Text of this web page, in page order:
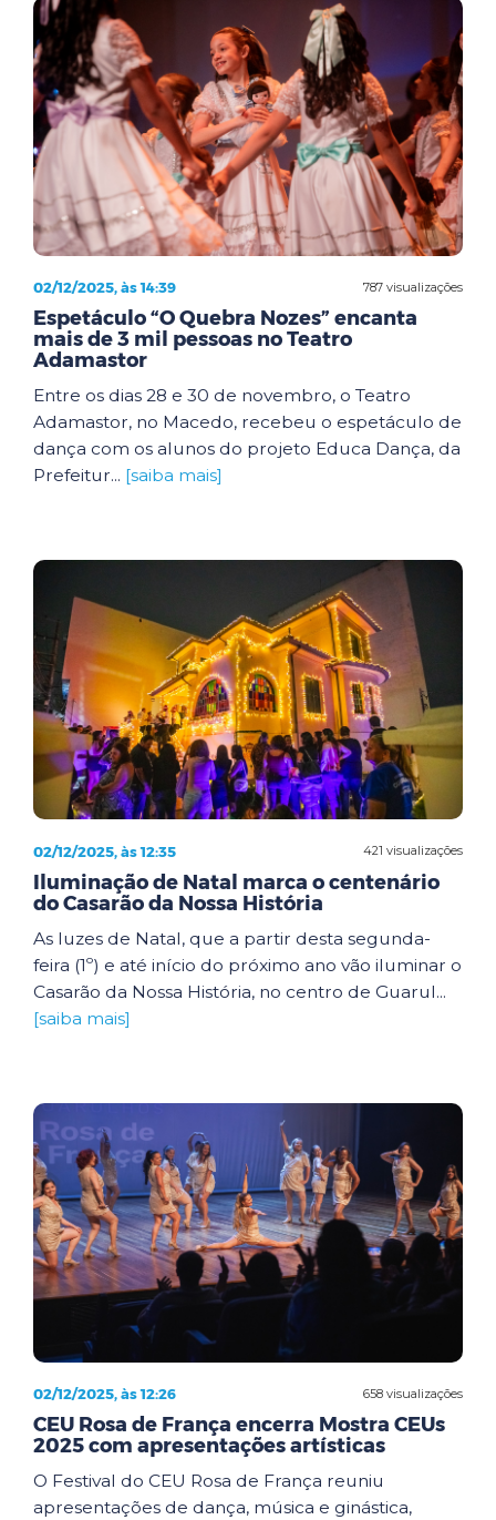
787 visualizações
02/12/2025, às 14:39
Espetáculo “O Quebra Nozes” encanta
mais de 3 mil pessoas no Teatro
Adamastor
Entre os dias 28 e 30 de novembro, o Teatro
Adamastor, no Macedo, recebeu o espetáculo de
dança com os alunos do projeto Educa Dança, da
Prefeitur... [saiba mais]
421 visualizações
02/12/2025, às 12:35
Iluminação de Natal marca o centenário
do Casarão da Nossa História
As luzes de Natal, que a partir desta segunda-
feira (1º) e até início do próximo ano vão iluminar o
Casarão da Nossa História, no centro de Guarul...
[saiba mais]
658 visualizações
02/12/2025, às 12:26
CEU Rosa de França encerra Mostra CEUs
2025 com apresentações artísticas
O Festival do CEU Rosa de França reuniu
apresentações de dança, música e ginástica,